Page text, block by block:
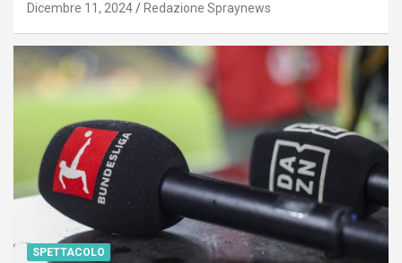
Dicembre 11, 2024 Redazione Spraynews
SPETTACOLO